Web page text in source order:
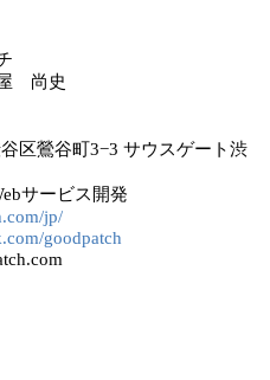
尚史
区鶯谷町3−3 サウスゲート渋
サービス開発
jp/
goodpatch